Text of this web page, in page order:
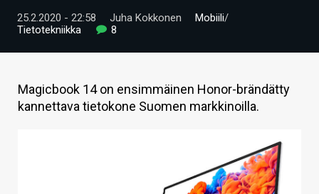
VIDEOT
HINTA.FI
25.2.2020 - 22:58 Juha Kokkonen Mobiili/
Tietotekniikka
8
Magicbook 14 on ensimmäinen Honor-brändätty
kannettava tietokone Suomen markkinoilla.